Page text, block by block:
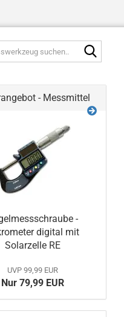
- Messmittel
-
digital mit
Solarzelle RE
UVP 99,99 EUR
Nur 79,99 EUR